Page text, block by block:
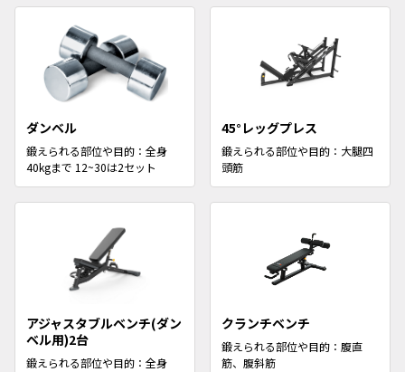
ダンベル
鍛えられる部位や目的：全身
40kgまで 12~30は2セット
45°レッグプレス
鍛えられる部位や目的：大腿四
頭筋
アジャスタブルベンチ(ダン
ベル用)2台
鍛えられる部位や目的：全身
クランチベンチ
鍛えられる部位や目的：腹直
筋、腹斜筋